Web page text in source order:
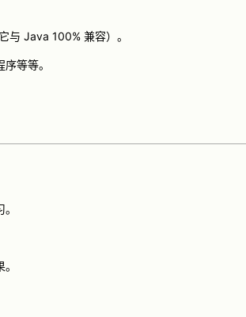
与 Java 100% 兼容）。
等等。